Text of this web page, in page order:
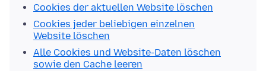
Cookies der aktuellen Website löschen
Cookies jeder beliebigen einzelnen
Website löschen
Alle Cookies und Website-Daten löschen
sowie den Cache leeren